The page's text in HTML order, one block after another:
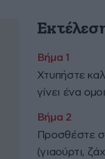
Χτυπήστε
γίνει ένα
Προσθέστε
(γιαούρτι,